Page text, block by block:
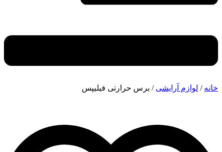
خانه / لوازم آرایشی / برس حرارتی فیلیپس